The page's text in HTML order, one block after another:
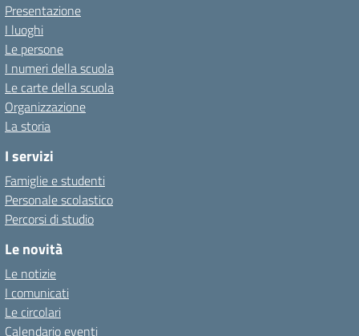
Presentazione
I luoghi
Le persone
I numeri della scuola
Le carte della scuola
Organizzazione
La storia
I servizi
Famiglie e studenti
Personale scolastico
Percorsi di studio
Le novità
Le notizie
I comunicati
Le circolari
Calendario eventi